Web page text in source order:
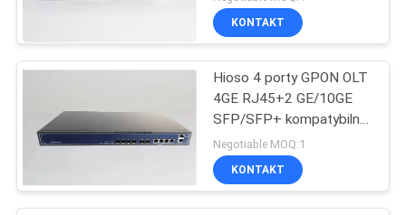
KONTAKT
Hioso 4 porty GPON OLT
4GE RJ45+2 GE/10GE
SFP/SFP+ kompatybilne
z innymi ONUS
Negotiable MOQ:1
KONTAKT